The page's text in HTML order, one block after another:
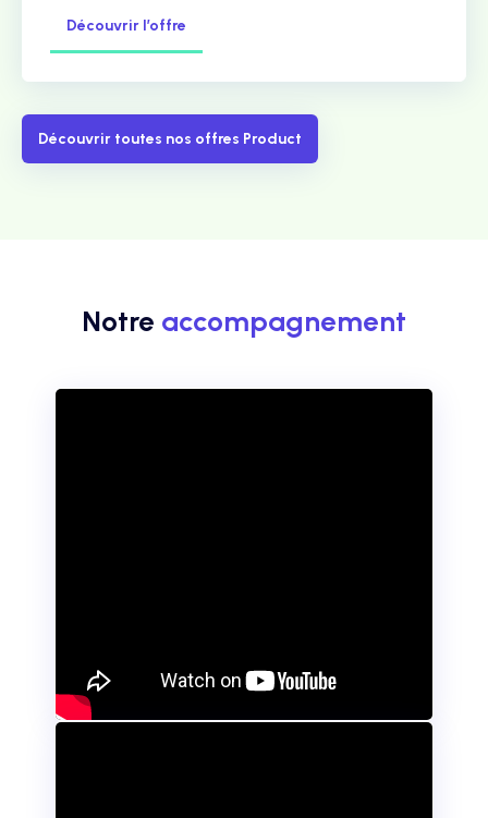
Découvrir l’offre
Découvrir toutes nos offres Product
Notre accompagnement